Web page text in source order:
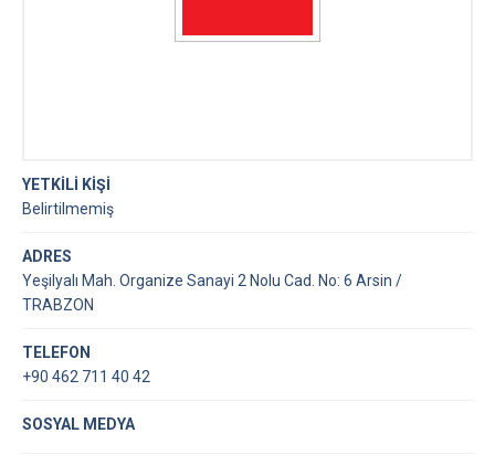
YETKİLİ KİŞİ
Belirtilmemiş
ADRES
Yeşilyalı Mah. Organize Sanayi 2 Nolu Cad. No: 6 Arsin /
TRABZON
TELEFON
+90 462 711 40 42
SOSYAL MEDYA